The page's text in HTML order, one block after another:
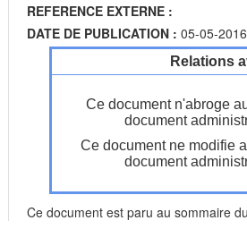
REFERENCE EXTERNE :
DATE DE PUBLICATION : 05-05-2016
Relations
Ce document n'abroge
document
Ce document ne modifie
document
Ce document est paru au sommaire du